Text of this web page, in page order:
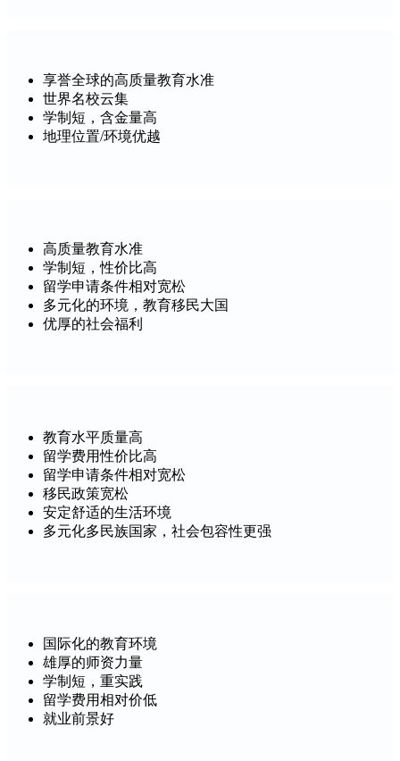
享誉全球的高质量教育水准
世界名校云集
学制短，含金量高
地理位置/环境优越
高质量教育水准
学制短，性价比高
留学申请条件相对宽松
多元化的环境，教育移民大国
优厚的社会福利
教育水平质量高
留学费用性价比高
留学申请条件相对宽松
移民政策宽松
安定舒适的生活环境
多元化多民族国家，社会包容性更强
国际化的教育环境
雄厚的师资力量
学制短，重实践
留学费用相对价低
就业前景好